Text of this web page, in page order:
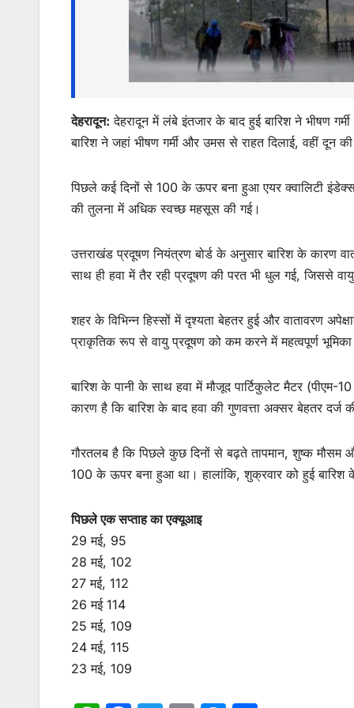
o
o
n
g
er
देहरादून: देहरादून में लंबे इंतजार के बाद हुई बारिश ने भीषण
बारिश ने जहां भीषण गर्मी और उमस से राहत दिलाई, वहीं दून
पिछले कई दिनों से 100 के ऊपर बना हुआ एयर क्वालिटी
की तुलना में अधिक स्वच्छ महसूस की गई।
उत्तराखंड प्रदूषण नियंत्रण बोर्ड के अनुसार बारिश के कारण
साथ ही हवा में तैर रही प्रदूषण की परत भी धुल गई, जिससे
शहर के विभिन्न हिस्सों में दृश्यता बेहतर हुई और वातावरण
प्राकृतिक रूप से वायु प्रदूषण को कम करने में महत्वपूर्ण भूमिका
बारिश के पानी के साथ हवा में मौजूद पार्टिकुलेट मैटर
कारण है कि बारिश के बाद हवा की गुणवत्ता अक्सर बेहतर दर्ज
गौरतलब है कि पिछले कुछ दिनों से बढ़ते तापमान, शुष्क मौसम
100 के ऊपर बना हुआ था। हालांकि, शुक्रवार को हुई
पिछले एक सप्ताह का एक्यूआइ
29 मई, 95
28 मई, 102
27 मई, 112
26 मई 114
25 मई, 109
24 मई, 115
23 मई, 109